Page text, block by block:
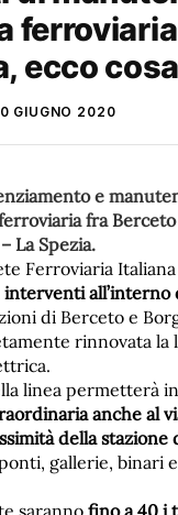
ecco
GIUGNO 2020
e
fra
La Spezia.
Ferroviaria
interventi all’interno
di Berceto e
rinnovata la
linea permetterà
anche al
della stazione
gallerie, binari
saranno fino a 40 i